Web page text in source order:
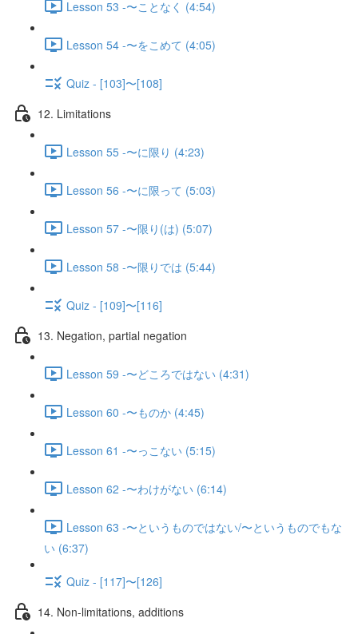
Lesson 53 -〜ことなく (4:54)
Lesson 54 -〜をこめて (4:05)
Quiz - [103]〜[108]
12. Limitations
Lesson 55 -〜に限り (4:23)
Lesson 56 -〜に限って (5:03)
Lesson 57 -〜限り(は) (5:07)
Lesson 58 -〜限りでは (5:44)
Quiz - [109]〜[116]
13. Negation, partial negation
Lesson 59 -〜どころではない (4:31)
Lesson 60 -〜ものか (4:45)
Lesson 61 -〜っこない (5:15)
Lesson 62 -〜わけがない (6:14)
Lesson 63 -〜というものではない/〜というものでもな
い (6:37)
Quiz - [117]〜[126]
14. Non-limitations, additions